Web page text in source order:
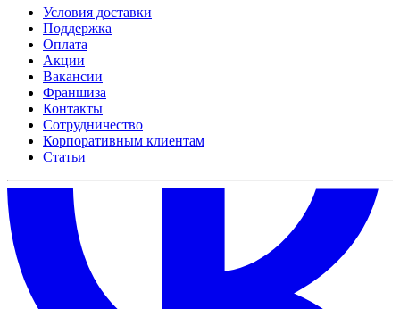
Условия доставки
Поддержка
Оплата
Акции
Вакансии
Франшиза
Контакты
Сотрудничество
Корпоративным клиентам
Статьи